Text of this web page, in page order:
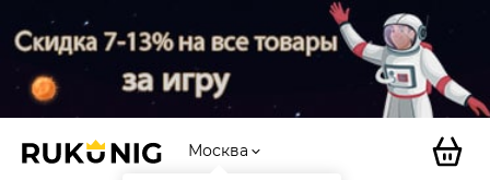
Москва